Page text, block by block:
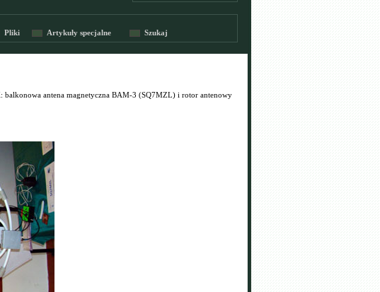
Pliki Artykuły specjalne Szukaj
balkonowa antena magnetyczna BAM-3 (SQ7MZL) i rotor antenowy